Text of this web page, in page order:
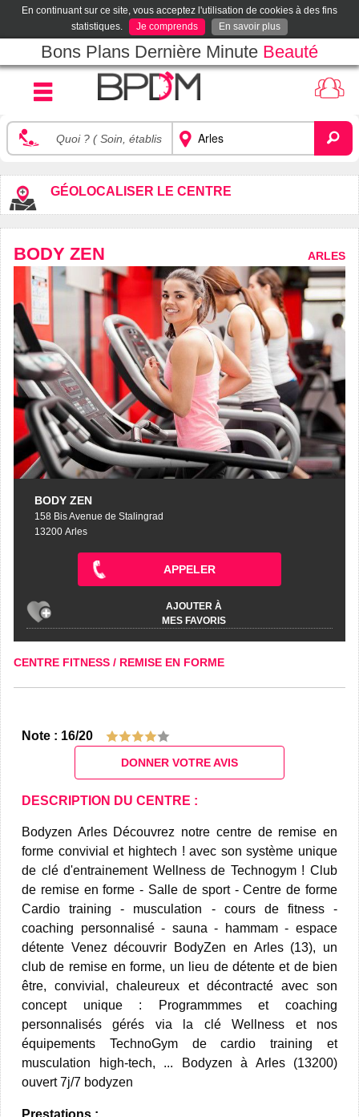
En continuant sur ce site, vous acceptez l'utilisation de cookies à des fins
statistiques.
Je comprends En savoir plus
Bons Plans Dernière Minute Beauté
GÉOLOCALISER LE CENTRE
BODY ZEN ARLES
BODY ZEN
158 Bis Avenue de Stalingrad
13200 Arles
APPELER
AJOUTER À
MES FAVORIS
CENTRE FITNESS / REMISE EN FORME
Note : 16/20
DONNER VOTRE AVIS
DESCRIPTION DU CENTRE :
Bodyzen Arles Découvrez notre centre de remise en
forme convivial et hightech ! avec son système unique
de clé d'entrainement Wellness de Technogym ! Club
de remise en forme - Salle de sport - Centre de forme
Cardio training - musculation - cours de fitness -
coaching personnalisé - sauna - hammam - espace
détente Venez découvrir BodyZen en Arles (13), un
club de remise en forme, un lieu de détente et de bien
être, convivial, chaleureux et décontracté avec son
concept unique : Programmmes et coaching
personnalisés gérés via la clé Wellness et nos
équipements TechnoGym de cardio training et
musculation high-tech, ... Bodyzen à Arles (13200)
ouvert 7j/7 bodyzen
Prestations :